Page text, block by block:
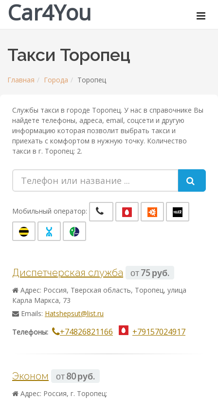
Car4You
Такси Торопец
Главная Города Торопец
Службы такси в городе Торопец. У нас в справочнике Вы
найдете телефоны, адреса, email, соцсети и другую
информацию которая позволит выбрать такси и
приехать с комфортом в нужную точку. Количество
такси в г. Торопец: 2.
Мобильный оператор:
Диспетчерская служба от75 руб.
Адрес: Россия, Тверская область, Торопец, улица
Карла Маркса, 73
Emails: Hatshepsut@list.ru
Телефоны: +74826821166 +79157024917
Эконом от80 руб.
Адрес: Россия, г. Торопец;